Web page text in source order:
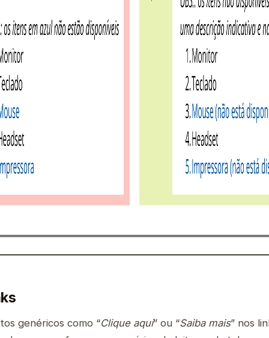
genéricos como “Clique aqui” ou “Saiba mais” nos